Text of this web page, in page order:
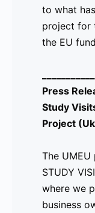
to what
project for
the EU
Press
Study
Project
The
STUDY
where we
business
Las visitas
BAR y
con la
objetivo de
prácticas